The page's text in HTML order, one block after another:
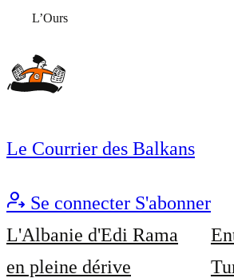
L’Ours
Le Courrier des Balkans
Se connecter S'abonner
L'Albanie d'Edi Rama
en pleine dérive